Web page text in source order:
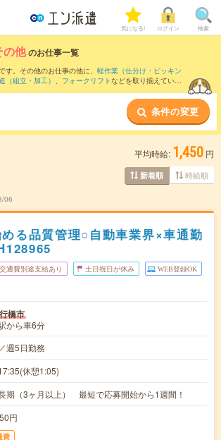
気になる! ログイン 検索
の他のお仕事一覧
。その他のお仕事の他に、 軽作業（仕分け・ピッキン
（組立・加工） 、 フォークリフトなどを取り揃えていま
条件の変更
平均時給: 1,450 円
新着順 時給順
06
る品質管理○自動車業界×車通勤
交通費別途支給あり 土日祝日が休み WEB登録OK
橋市
から車6分
週5日勤務
休憩1:05)
期（3ヶ月以上） 最短で応募開始から1週間！
円
費